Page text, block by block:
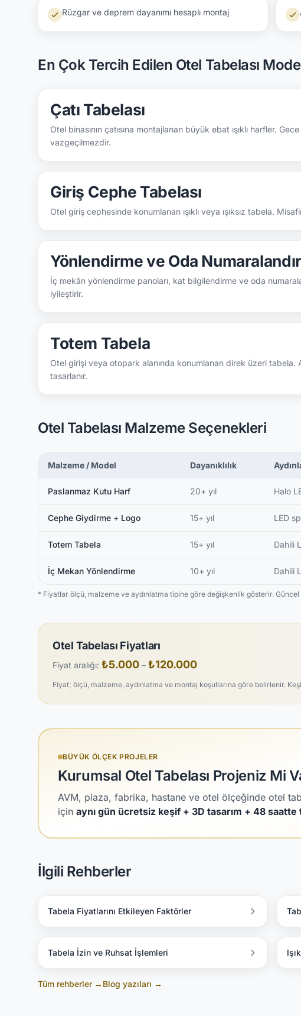
Rüzgar ve deprem dayanımı hesaplı montaj
En Çok Tercih Edilen Otel Tabelası
Çatı Tabelası
Otel binasının çatısına montajlanan büyük ebat ışıklı harfler.
vazgeçilmezdir.
Giriş Cephe Tabelası
Otel giriş cephesinde konumlanan ışıklı veya ışıksız tabela.
Yönlendirme ve Oda
İç mekân yönlendirme panoları, kat bilgilendirme ve oda
iyileştirir.
Totem Tabela
Otel girişi veya otopark alanında konumlanan direk üzeri
tasarlanır.
Otel Tabelası Malzeme Seçenekleri
Malzeme / Model Dayanıklılık
Paslanmaz Kutu Harf 20+ yıl Halo
Cephe Giydirme + Logo 15+ yıl LED
Totem Tabela 15+ yıl Dahili
İç Mekan Yönlendirme 10+ yıl Dahili
* Fiyatlar ölçü, malzeme ve aydınlatma tipine göre değişkenlik gösterir.
Otel Tabelası Fiyatları
Fiyat aralığı: ₺5.000 – ₺120.000
Fiyat; ölçü, malzeme, aydınlatma ve montaj koşullarına göre belirlenir.
BÜYÜK ÖLÇEK PROJELER
Kurumsal Otel Tabelası Projeniz Mi
AVM, plaza, fabrika, hastane ve otel ölçeğinde otel
için aynı gün ücretsiz keşif + 3D tasarım + 48 saatte
İlgili Rehberler
Tabela Fiyatlarını Etkileyen Faktörler
Tabela İzin ve Ruhsat İşlemleri
Tüm rehberler → Blog yazıları →